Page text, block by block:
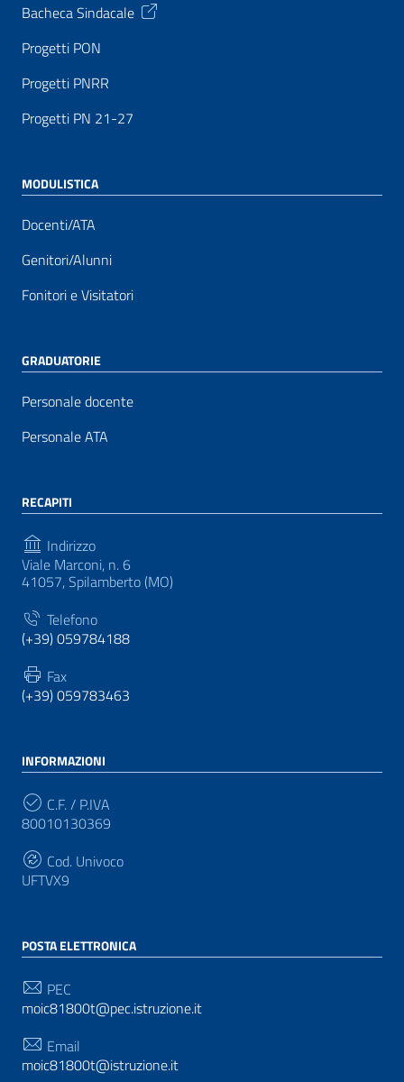
Bacheca Sindacale
Progetti PON
Progetti PNRR
Progetti PN 21-27
MODULISTICA
Docenti/ATA
Genitori/Alunni
Fonitori e Visitatori
GRADUATORIE
Personale docente
Personale ATA
RECAPITI
Indirizzo
Viale Marconi, n. 6
41057, Spilamberto (MO)
Telefono
(+39) 059784188
Fax
(+39) 059783463
INFORMAZIONI
C.F. / P.IVA
80010130369
Cod. Univoco
UFTVX9
POSTA ELETTRONICA
PEC
moic81800t@pec.istruzione.it
Email
moic81800t@istruzione.it